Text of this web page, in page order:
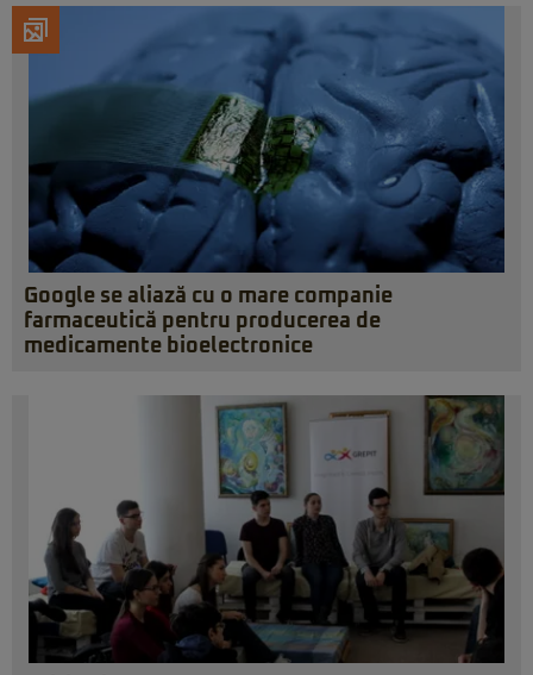
Google se aliază cu o mare companie
farmaceutică pentru producerea de
medicamente bioelectronice